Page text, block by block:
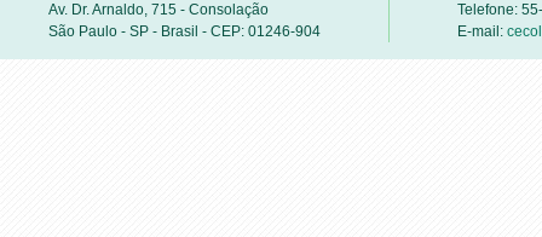
Av. Dr. Arnaldo, 715 - Consolação
São Paulo - SP - Brasil - CEP: 01246-904
Telefone:
E-mail: